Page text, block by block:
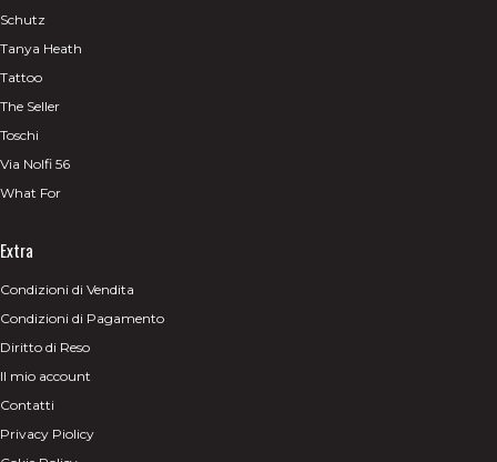
Schutz
Tanya Heath
Tattoo
The Seller
Toschi
Via Nolfi 56
What For
Extra
Condizioni di Vendita
Condizioni di Pagamento
Diritto di Reso
Il mio account
Contatti
Privacy Piolicy